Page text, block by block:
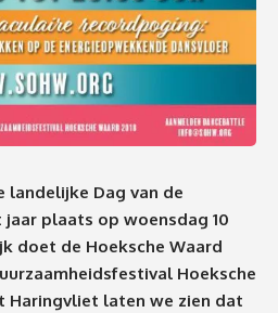
landelijke Dag van de
plaats op woensdag 10
doet de Hoeksche Waard
Hoeksche
Haringvliet laten we zien dat